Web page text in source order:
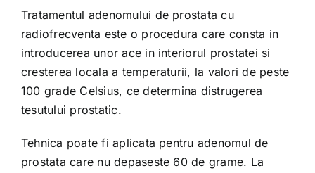
Tratamentul adenomului de prostata cu
radiofrecventa este o procedura care consta in
introducerea unor ace in interiorul prostatei si
cresterea locala a temperaturii, la valori de peste
100 grade Celsius, ce determina distrugerea
tesutului prostatic.
Tehnica poate fi aplicata pentru adenomul de
prostata care nu depaseste 60 de grame. La